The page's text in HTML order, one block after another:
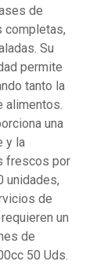
de
completas,
Su
permite
tanto la
alimentos.
una
y la
frescos por
unidades,
de
un
de
50 Uds.